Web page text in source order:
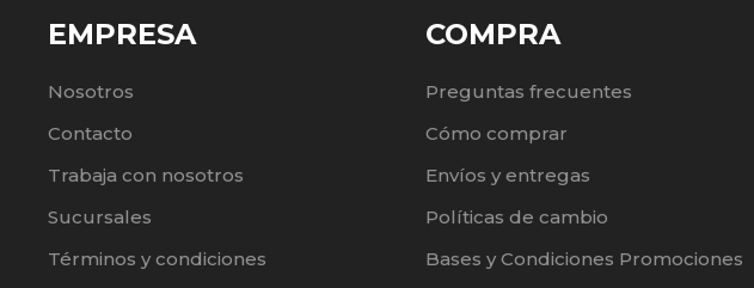
EMPRESA
Nosotros
Contacto
Trabaja con nosotros
Sucursales
Términos y condiciones
COMPRA
Preguntas frecuentes
Cómo comprar
Envíos y entregas
Políticas de cambio
Bases y Condiciones Promociones